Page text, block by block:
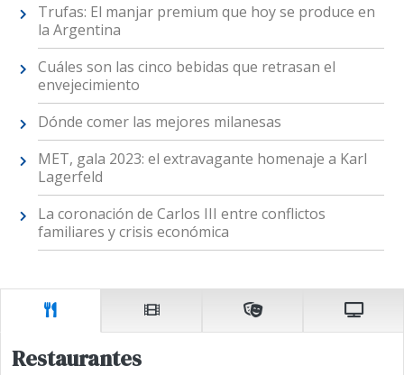
Trufas: El manjar premium que hoy se produce en
la Argentina
Cuáles son las cinco bebidas que retrasan el
envejecimiento
Dónde comer las mejores milanesas
MET, gala 2023: el extravagante homenaje a Karl
Lagerfeld
La coronación de Carlos III entre conflictos
familiares y crisis económica
Restaurantes